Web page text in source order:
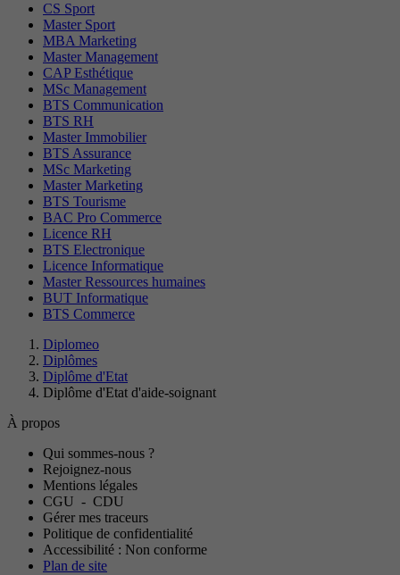
CS Sport
Master Sport
MBA Marketing
Master Management
CAP Esthétique
MSc Management
BTS Communication
BTS RH
Master Immobilier
BTS Assurance
MSc Marketing
Master Marketing
BTS Tourisme
BAC Pro Commerce
Licence RH
BTS Electronique
Licence Informatique
Master Ressources humaines
BUT Informatique
BTS Commerce
Diplomeo
Diplômes
Diplôme d'Etat
Diplôme d'Etat d'aide-soignant
À propos
Qui sommes-nous ?
Rejoignez-nous
Mentions légales
CGU - CDU
Gérer mes traceurs
Politique de confidentialité
Accessibilité : Non conforme
Plan de site